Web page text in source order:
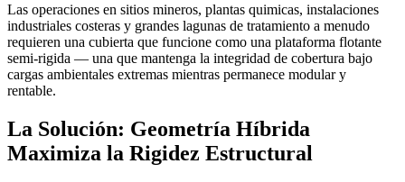
Las operaciones en sitios mineros, plantas quimicas, instalaciones
industriales costeras y grandes lagunas de tratamiento a menudo
requieren una cubierta que funcione como una plataforma flotante
semi-rigida — una que mantenga la integridad de cobertura bajo
cargas ambientales extremas mientras permanece modular y
rentable.
La Solución: Geometría Híbrida
Maximiza la Rigidez Estructural